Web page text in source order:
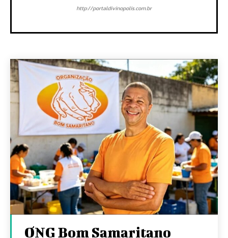
http://portaldivinopolis.com.br
ONG Bom Samaritano